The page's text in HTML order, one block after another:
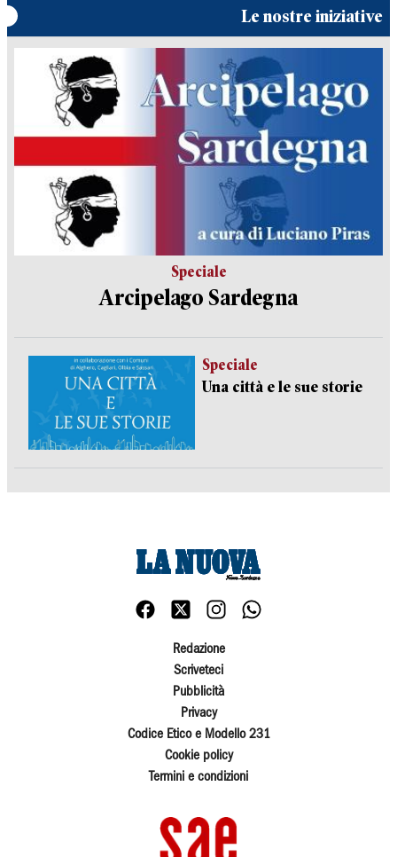
Le nostre iniziative
Speciale
Arcipelago Sardegna
Speciale
Una città e le sue storie
Redazione
Scriveteci
Pubblicità
Privacy
Codice Etico e Modello 231
Cookie policy
Termini e condizioni